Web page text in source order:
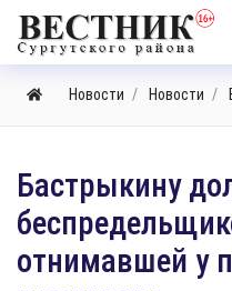
Новости Новости
Бастрыкину
отнимавшей у